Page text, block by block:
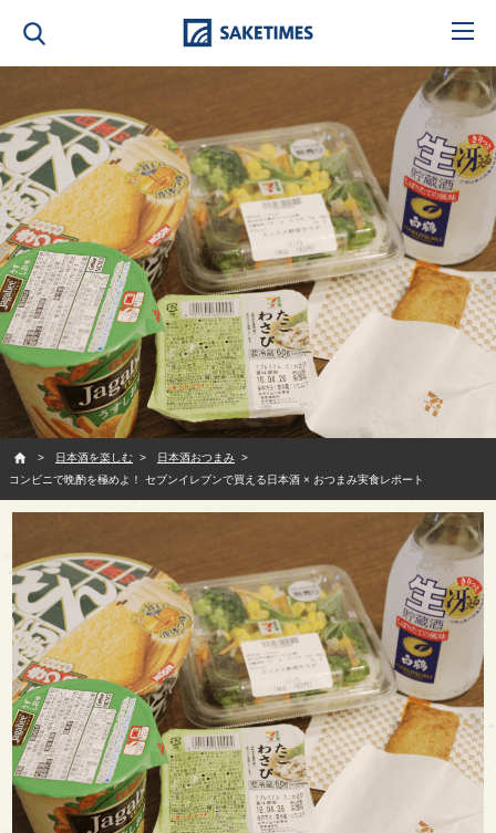
日本酒を楽しむ
日本酒おつまみ
コンビニで晩酌を極めよ！ セブンイレブンで買える日本酒 × おつまみ実食レポート